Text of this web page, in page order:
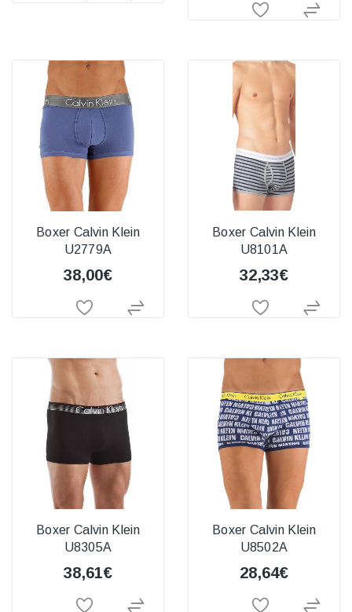
Boxer Calvin Klein
U2779A
38,00€
Boxer Calvin Klein
U8101A
32,33€
Boxer Calvin Klein
U8305A
38,61€
Boxer Calvin Klein
U8502A
28,64€